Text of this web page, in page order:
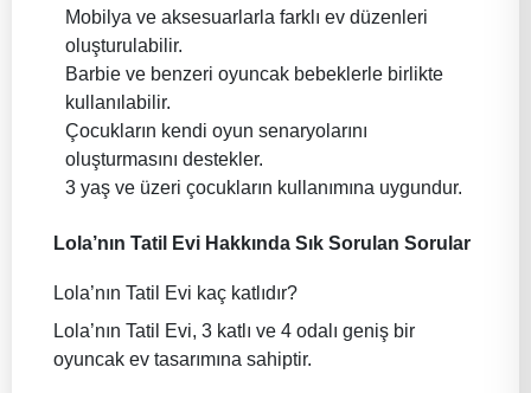
Mobilya ve aksesuarlarla farklı ev düzenleri
oluşturulabilir.
Barbie ve benzeri oyuncak bebeklerle birlikte
kullanılabilir.
Çocukların kendi oyun senaryolarını
oluşturmasını destekler.
3 yaş ve üzeri çocukların kullanımına uygundur.
Lola’nın Tatil Evi Hakkında Sık Sorulan Sorular
Lola’nın Tatil Evi kaç katlıdır?
Lola’nın Tatil Evi, 3 katlı ve 4 odalı geniş bir
oyuncak ev tasarımına sahiptir.